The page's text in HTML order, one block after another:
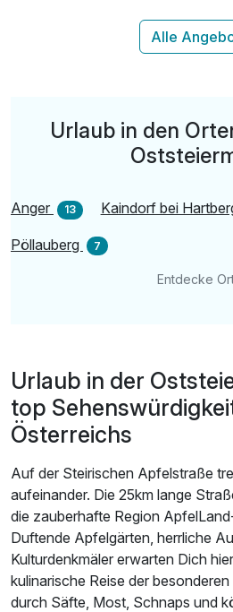
inkl. Nutzung der Bade- und
inkl. absperrbarer Raum für
inkl. Führung & Verkostung
Urlaub in den
Anger 13 Kaindorf bei
Pöllauberg 7
Entdecke
Urlaub in der
top
Österreichs
Auf der Steirischen Apfelstraße
aufeinander. Die 25km lange
die zauberhafte Region
Duftende Apfelgärten, herrliche
Kulturdenkmäler erwarten Dich
kulinarische Reise der
durch Säfte, Most, Schnaps und